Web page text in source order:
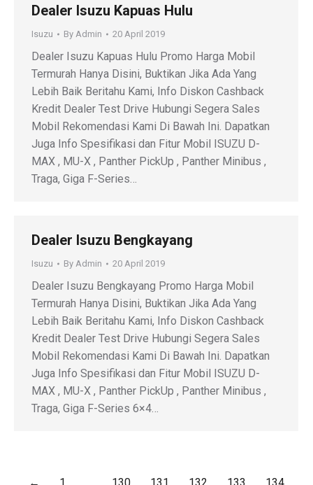
Dealer Isuzu Kapuas Hulu
Isuzu By Admin 20 April 2019
Dealer Isuzu Kapuas Hulu Promo Harga Mobil
Termurah Hanya Disini, Buktikan Jika Ada Yang
Lebih Baik Beritahu Kami, Info Diskon Cashback
Kredit Dealer Test Drive Hubungi Segera Sales
Mobil Rekomendasi Kami Di Bawah Ini. Dapatkan
Juga Info Spesifikasi dan Fitur Mobil ISUZU D-
MAX , MU-X , Panther PickUp , Panther Minibus ,
Traga, Giga F-Series…
Dealer Isuzu Bengkayang
Isuzu By Admin 20 April 2019
Dealer Isuzu Bengkayang Promo Harga Mobil
Termurah Hanya Disini, Buktikan Jika Ada Yang
Lebih Baik Beritahu Kami, Info Diskon Cashback
Kredit Dealer Test Drive Hubungi Segera Sales
Mobil Rekomendasi Kami Di Bawah Ini. Dapatkan
Juga Info Spesifikasi dan Fitur Mobil ISUZU D-
MAX , MU-X , Panther PickUp , Panther Minibus ,
Traga, Giga F-Series 6×4…